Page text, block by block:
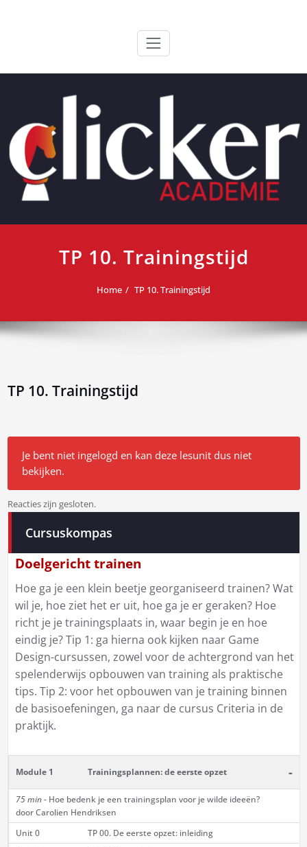
ClickerAcademie
TP 10. Trainingstijd
Home TP 10. Trainingstijd
TP 10. Trainingstijd
Je bent niet ingelogd en kan deze lesunit dus niet
bekijken.
Bericht
navigatie
Reacties zijn gesloten.
Cursuskompas
Doelgericht trainen
Hoe ga je een klein beetje georganiseerd trainen? Wat
wil je, hoe ziet het er uit, hoe ga je er geraken? Hoe
richt je je trainingsplaats in, waar begin je en hoe
eindig je? Tip 1: ga hierna ook kijken naar Game
Design-cursussen, zowel voor de achtergrond van het
spelenderwijs opbouwen van training als praktische
tips. Tip 2: voor het opbouwen van je training binnen
de basisoefeningen, ga naar de cursus Criteria in de
praktijk.
Module 1 Trainingsplannen: de eerste opzet -
75 min -Hoe bedenk je een trainingsplan voor je wilde ideeën?
door Carolien Hendriksen
Unit 0
TP 00. De eerste opzet: inleiding